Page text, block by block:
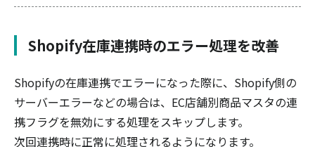
Shopify在庫連携時のエラー処理を改善
Shopifyの在庫連携でエラーになった際に、Shopify側の
サーバーエラーなどの場合は、EC店舗別商品マスタの連
携フラグを無効にする処理をスキップします。
次回連携時に正常に処理されるようになります。